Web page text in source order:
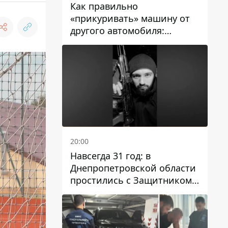
Как правильно
«прикуривать» машину от
другого автомобиля:
инструкция для водителей
20:00
Навсегда 31 год: в
Днепропетровской области
простились с Защитником
Александром Репиным